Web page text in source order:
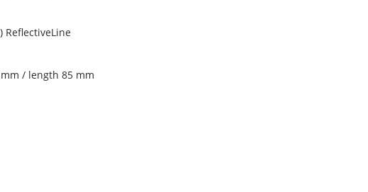
ReflectiveLine
/ length 85 mm